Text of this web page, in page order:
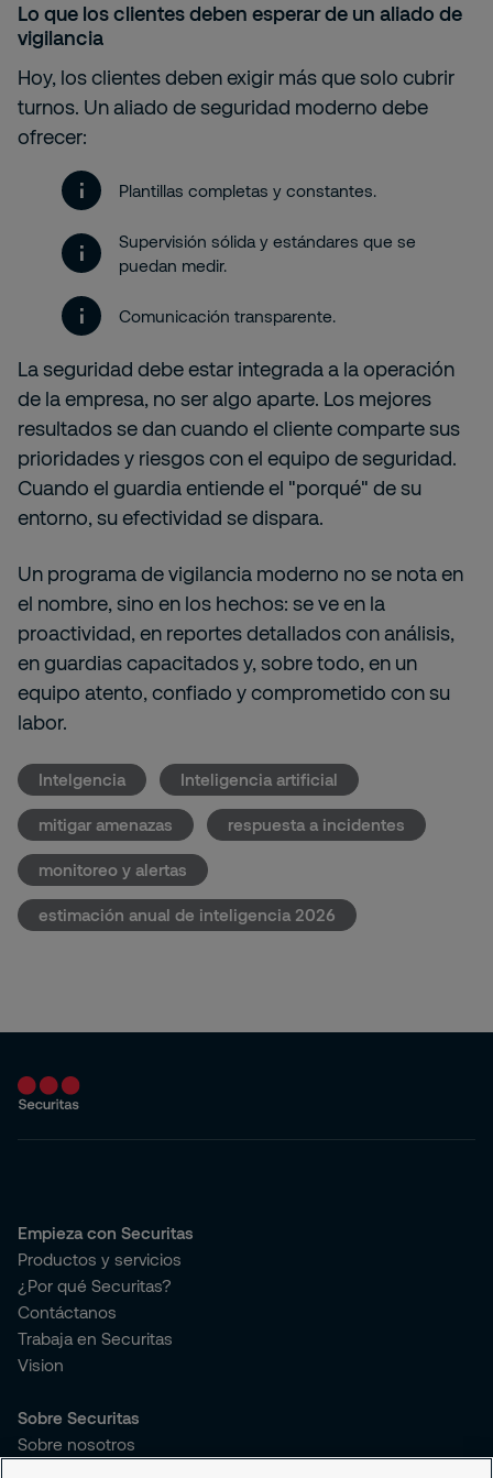
Lo que los clientes deben esperar de un aliado de
vigilancia
Hoy, los clientes deben exigir más que solo cubrir
turnos. Un aliado de seguridad moderno debe
ofrecer:
Plantillas completas y constantes.
Supervisión sólida y estándares que se
puedan medir.
Comunicación transparente.
La seguridad debe estar integrada a la operación
de la empresa, no ser algo aparte. Los mejores
resultados se dan cuando el cliente comparte sus
prioridades y riesgos con el equipo de seguridad.
Cuando el guardia entiende el "porqué" de su
entorno, su efectividad se dispara.
Un programa de vigilancia moderno no se nota en
el nombre, sino en los hechos: se ve en la
proactividad, en reportes detallados con análisis,
en guardias capacitados y, sobre todo, en un
equipo atento, confiado y comprometido con su
labor.
Intelgencia Inteligencia artificial
mitigar amenazas respuesta a incidentes
monitoreo y alertas
estimación anual de inteligencia 2026
Empieza con Securitas
Productos y servicios
¿Por qué Securitas?
Contáctanos
Trabaja en Securitas
Vision
Sobre Securitas
Sobre nosotros